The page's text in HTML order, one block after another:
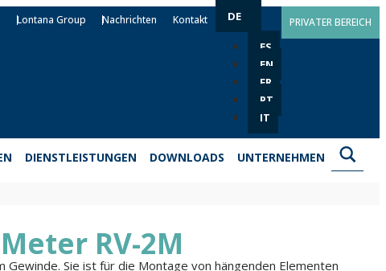
Lontana Group Nachrichten Kontakt DE
ES
EN
FR
PT
IT
PRIVATER BEREICH
DIENSTLEISTUNGEN DOWNLOADS UNTERNEHMEN
RV-2M
Sie ist für die Montage von hängenden Elementen